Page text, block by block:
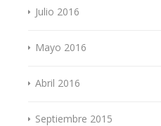
Julio 2016
Mayo 2016
Abril 2016
Septiembre 2015